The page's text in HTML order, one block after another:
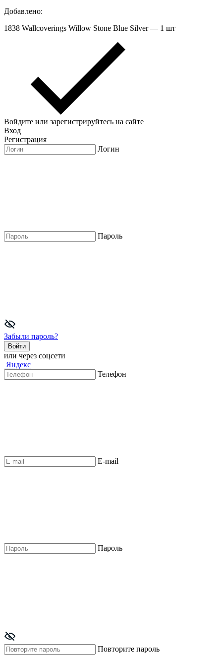
Добавлено:
1838 Wallcoverings Willow Stone Blue Silver — 1 шт
Войдите или зарегистрируйтесь на сайте
Вход
Регистрация
Логин
Пароль
Забыли пароль?
Войти
или через соцсети
Яндекс
Телефон
E-mail
Пароль
Повторите пароль